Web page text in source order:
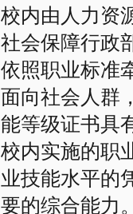
校内由人力资
社会保障行政
依照职业标准
面向社会人群
能等级证书具
校内实施的职
业技能水平的
要的综合能力